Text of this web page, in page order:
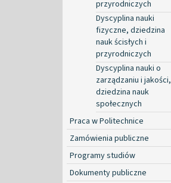
przyrodniczych
Dyscyplina nauki
fizyczne, dziedzina
nauk ścisłych i
przyrodniczych
Dyscyplina nauki o
zarządzaniu i jakości,
dziedzina nauk
społecznych
Praca w Politechnice
Zamówienia publiczne
Programy studiów
Dokumenty publiczne